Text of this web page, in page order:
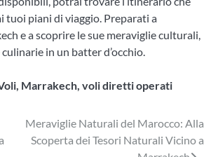
tuoi piani di viaggio. Preparati a
e a scoprire le sue meraviglie culturali,
in un batter d’occhio.
Marrakech voli diretti operati
Meraviglie Naturali del Marocco: Alla
Scoperta dei Tesori Naturali Vicino a